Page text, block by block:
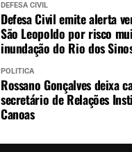
DEFESA CIVIL
Defesa Civil emite alerta
São Leopoldo por risco
inundação do Rio dos
POLÍTICA
Rossano Gonçalves deixa
secretário de Relações
Canoas